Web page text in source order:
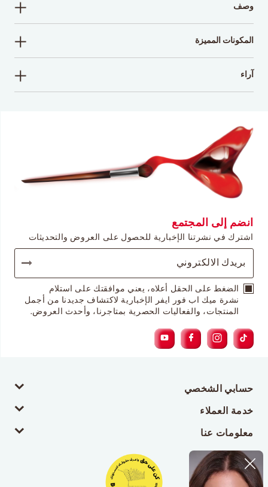
وصف
المكونات المميزة
آراء
انضم إلى المجتمع
اشترك في نشرتنا الإخبارية للحصول على العروض والتحديثات
الضغط على الحقل أعلاه، يعني موافقتك على استلام
نشرة ميك اب فور ايفر الإخبارية لاكتشاف جديدنا من أجمل
المنتجات، والفعاليات الحصرية بمتاجرنا، وأحدث العروض.
حسابي الشخصي
خدمة العملاء
معلومات عنا